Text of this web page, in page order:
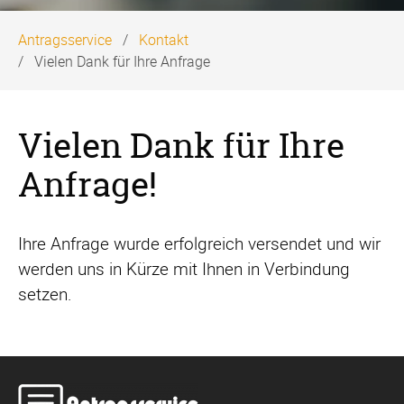
Antragsservice
Kontakt
Vielen Dank für Ihre Anfrage
Vielen Dank für Ihre
Anfrage!
Ihre Anfrage wurde erfolgreich versendet und wir
werden uns in Kürze mit Ihnen in Verbindung
setzen.